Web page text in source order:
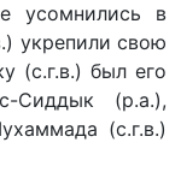
усомнились в
укрепили свою
(с.г.в.) был его
Сиддык (р.а.),
(с.г.в.)